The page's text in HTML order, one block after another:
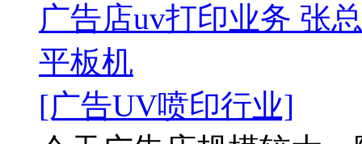
广告店uv打印业务 张
平板机
[广告UV喷印行业]